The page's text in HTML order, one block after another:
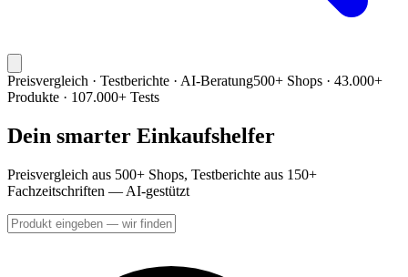
Preisvergleich · Testberichte · AI-Beratung500+ Shops · 43.000+
Produkte · 107.000+ Tests
Dein smarter Einkaufshelfer
Preisvergleich aus 500+ Shops, Testberichte aus 150+
Fachzeitschriften — AI-gestützt